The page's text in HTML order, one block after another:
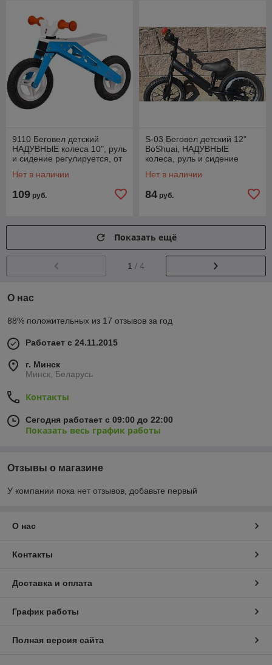
9110 Беговел детский
НАДУВНЫЕ колеса 10", руль
и сидение регулируется, от
Нет в наличии
109 руб.
S-03 Беговел детский 12"
BoShuai, НАДУВНЫЕ
колеса, руль и сидение
разные цвета
Нет в наличии
84 руб.
Показать ещё
1 / 4
О нас
88% положительных из 17 отзывов за год
Работает с 24.11.2015
г. Минск
Минск, Беларусь
Контакты
Сегодня работает с 09:00 до 22:00
Показать весь график работы
Отзывы о магазине
У компании пока нет отзывов, добавьте первый
О нас
Контакты
Доставка и оплата
График работы
Полная версия сайта